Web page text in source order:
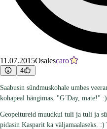
11.07.2015Osalescaro
4
Saabusin sündmuskohale umbes
kohapeal hängimas. "G´Day, mate!"
Geopeitureid muudkui tuli ja tuli ja
pidasin Kasparit ka väljamaalaseks.